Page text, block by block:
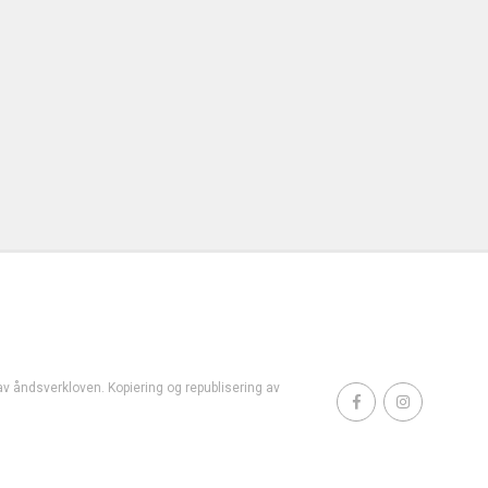
åndsverkloven. Kopiering og republisering av